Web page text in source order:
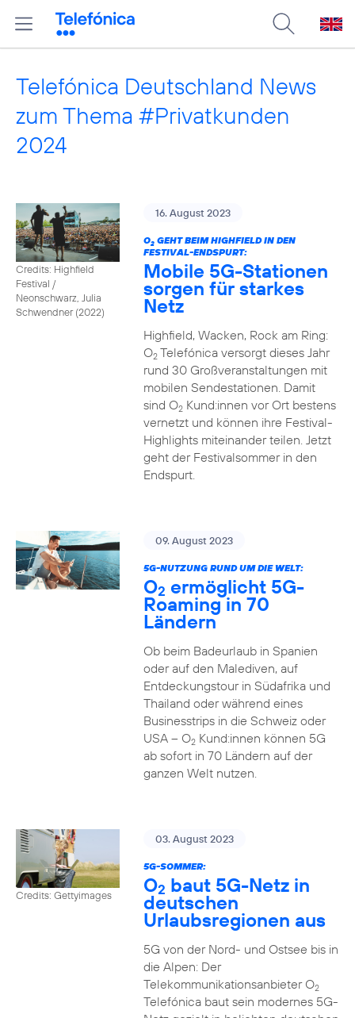
Telefónica Deutschland News
zum Thema #Privatkunden
2024
Credits: Highfield
Festival /
Neonschwarz, Julia
Schwendner (2022)
16. August 2023
O2GEHT BEIM HIGHFIELD IN DEN
FESTIVAL-ENDSPURT:
Mobile 5G-Stationen
sorgen für starkes
Netz
Highfield, Wacken, Rock am Ring:
O2Telefónica versorgt dieses Jahr
rund 30 Großveranstaltungen mit
mobilen Sendestationen. Damit
sind O2Kund:innen vor Ort bestens
vernetzt und können ihre Festival-
Highlights miteinander teilen. Jetzt
geht der Festivalsommer in den
Endspurt.
09. August 2023
5G-NUTZUNG RUND UM DIE WELT:
O2 ermöglicht 5G-
Roaming in 70
Ländern
Ob beim Badeurlaub in Spanien
oder auf den Malediven, auf
Entdeckungstour in Südafrika und
Thailand oder während eines
Businesstrips in die Schweiz oder
USA – O2Kund:innen können 5G
ab sofort in 70 Ländern auf der
ganzen Welt nutzen.
Credits: Gettyimages
03. August 2023
5G-SOMMER:
O2 baut 5G-Netz in
deutschen
Urlaubsregionen aus
5G von der Nord- und Ostsee bis in
die Alpen: Der
Telekommunikationsanbieter O2
Telefónica baut sein modernes 5G-